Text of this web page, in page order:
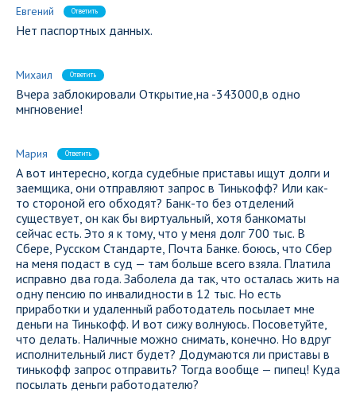
Евгений Ответить
Нет паспортных данных.
Михаил Ответить
Вчера заблокировали Открытие,на -343000,в одно
мнгновение!
Мария Ответить
А вот интересно, когда судебные приставы ищут долги и
заемщика, они отправляют запрос в Тинькофф? Или как-
то стороной его обходят? Банк-то без отделений
существует, он как бы виртуальный, хотя банкоматы
сейчас есть. Это я к тому, что у меня долг 700 тыс. В
Сбере, Русском Стандарте, Почта Банке. боюсь, что Сбер
на меня подаст в суд — там больше всего взяла. Платила
исправно два года. Заболела да так, что осталась жить на
одну пенсию по инвалидности в 12 тыс. Но есть
приработки и удаленный работодатель посылает мне
деньги на Тинькофф. И вот сижу волнуюсь. Посоветуйте,
что делать. Наличные можно снимать, конечно. Но вдруг
исполнительный лист будет? Додумаются ли приставы в
тинькофф запрос отправить? Тогда вообще — пипец! Куда
посылать деньги работодателю?